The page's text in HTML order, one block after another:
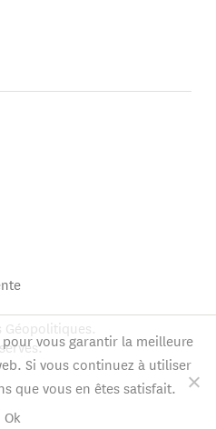
Géopolitiques.
vous garantir la meilleure
Si vous continuez à utiliser
que vous en êtes satisfait.
Ok